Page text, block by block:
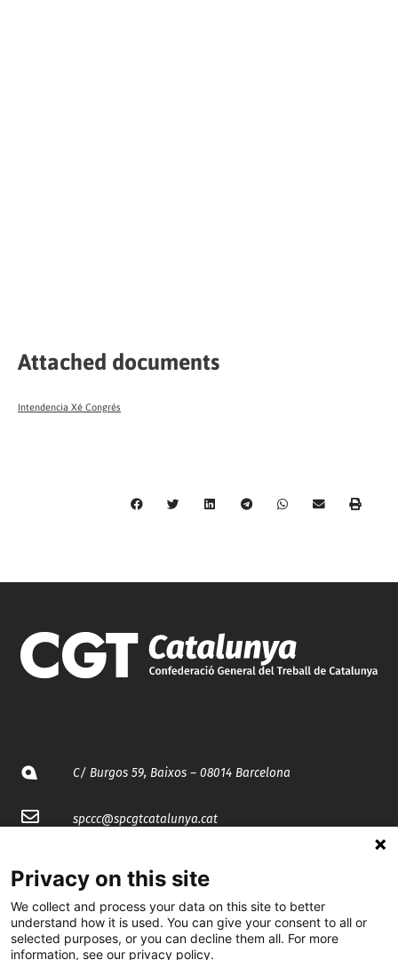
Attached documents
Intendencia Xé Congrés
C/ Burgos 59, Baixos – 08014 Barcelona
spccc@spcgtcatalunya.cat
@CGTCatalunya
cgtcatalunya
Privacy on this site
We collect and process your data on this site to better
understand how it is used. You can give your consent to all or
selected purposes, or you can decline them all. For more
information, see our privacy policy.